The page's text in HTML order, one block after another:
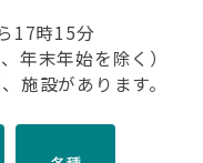
17時15分
年末年始を除く）
施設があります。